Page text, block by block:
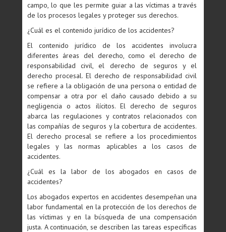
campo, lo que les permite guiar a las víctimas a través
de los procesos legales y proteger sus derechos.
¿Cuál es el contenido jurídico de los accidentes?
El contenido jurídico de los accidentes involucra
diferentes áreas del derecho, como el derecho de
responsabilidad civil, el derecho de seguros y el
derecho procesal. El derecho de responsabilidad civil
se refiere a la obligación de una persona o entidad de
compensar a otra por el daño causado debido a su
negligencia o actos ilícitos. El derecho de seguros
abarca las regulaciones y contratos relacionados con
las compañías de seguros y la cobertura de accidentes.
El derecho procesal se refiere a los procedimientos
legales y las normas aplicables a los casos de
accidentes.
¿Cuál es la labor de los abogados en casos de
accidentes?
Los abogados expertos en accidentes desempeñan una
labor fundamental en la protección de los derechos de
las víctimas y en la búsqueda de una compensación
justa. A continuación, se describen las tareas específicas